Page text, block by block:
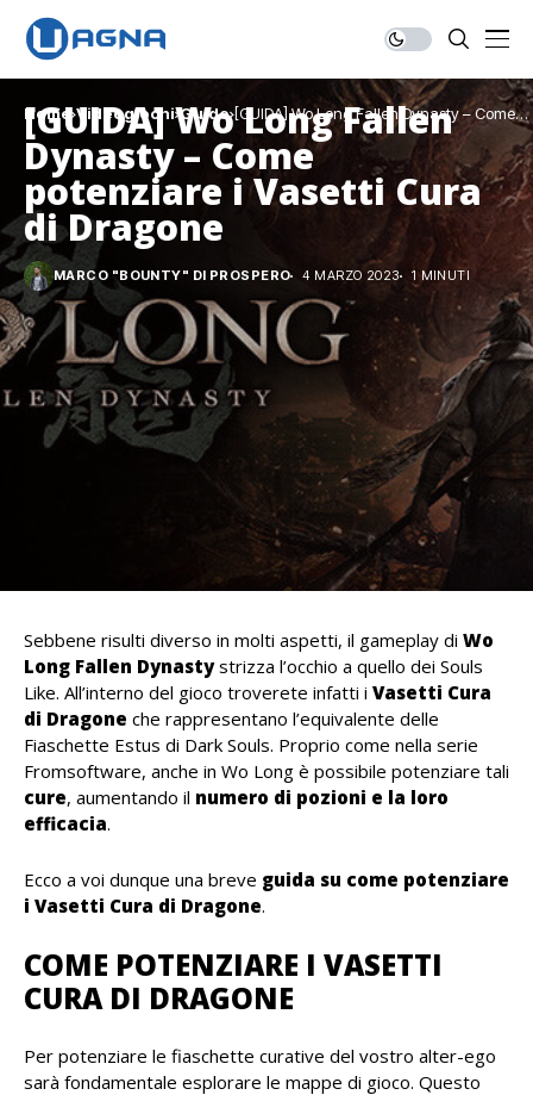
Home Videogiochi Guide [GUIDA] Wo Long Fallen Dynasty – Come
potenziare i Vasetti Cura di Dragone
[GUIDA] Wo Long Fallen
Dynasty – Come
potenziare i Vasetti Cura
di Dragone
MARCO "BOUNTY" DI PROSPERO 4 MARZO 2023 1 MINUTI
Sebbene risulti diverso in molti aspetti, il gameplay di Wo
Long Fallen Dynastystrizza l’occhio a quello dei Souls
Like. All’interno del gioco troverete infatti i Vasetti Cura
di Dragone che rappresentano l’equivalente delle
Fiaschette Estus di Dark Souls. Proprio come nella serie
Fromsoftware, anche in Wo Long è possibile potenziare tali
cure, aumentando il numero di pozioni e la loro
efficacia.
Ecco a voi dunque una breve guida su come potenziare
i Vasetti Cura di Dragone.
COME POTENZIARE I VASETTI
CURA DI DRAGONE
Per potenziare le fiaschette curative del vostro alter-ego
sarà fondamentale esplorare le mappe di gioco. Questo